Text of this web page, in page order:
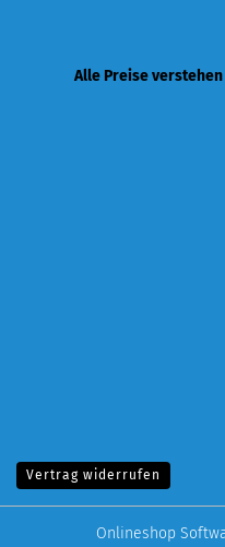
Alle Preise verstehen
Vertrag widerrufen
Onlineshop